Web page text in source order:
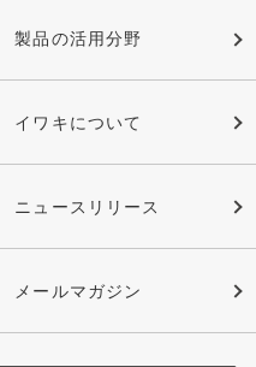
製品の活用分野
イワキについて
ニュースリリース
メールマガジン